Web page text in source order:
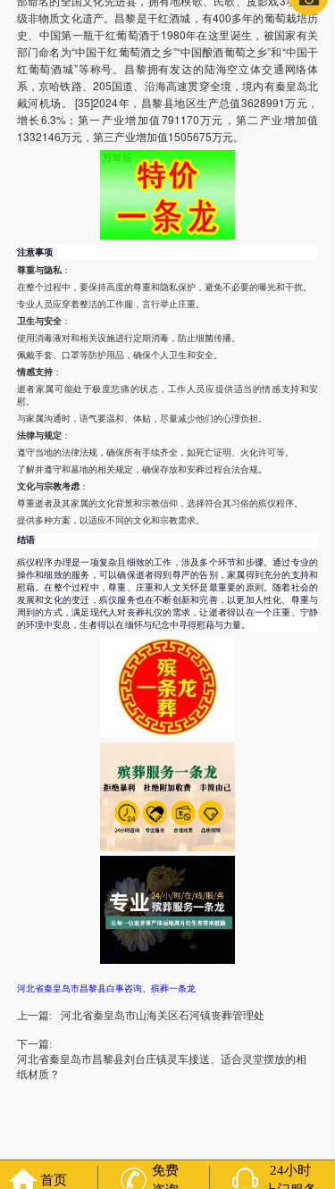
级非物质文化遗产。昌黎是干红酒城，有400多年的葡萄栽培历
史、中国第一瓶干红葡萄酒于1980年在这里诞生，被国家有关
部门命名为“中国干红葡萄酒之乡”“中国酿酒葡萄之乡”和“中国干
红葡萄酒城”等称号。昌黎拥有发达的陆海空立体交通网络体
系，京哈铁路、205国道、沿海高速贯穿全境，境内有秦皇岛北
戴河机场。 [35]2024年，昌黎县地区生产总值3628991万元，
增长6.3%；第一产业增加值791170万元，第二产业增加值
1332146万元，第三产业增加值1505675万元。
注意事项
尊重与隐私：
在整个过程中，要保持高度的尊重和隐私保护，避免不必要的曝光和干扰。
专业人员应穿着整洁的工作服，言行举止庄重。
卫生与安全：
使用消毒液对和相关设施进行定期消毒，防止细菌传播。
佩戴手套、口罩等防护用品，确保个人卫生和安全。
情感支持：
逝者家属可能处于极度悲痛的状态，工作人员应提供适当的情感支持和安
慰。
与家属沟通时，语气要温和、体贴，尽量减少他们的心理负担。
法律与规定：
遵守当地的法律法规，确保所有手续齐全，如死亡证明、火化许可等。
了解并遵守和墓地的相关规定，确保存放和安葬过程合法合规。
文化与宗教考虑：
尊重逝者及其家属的文化背景和宗教信仰，选择符合其习俗的殡仪程序。
提供多种方案，以适应不同的文化和宗教需求。
结语
殡仪程序办理是一项复杂且细致的工作，涉及多个环节和步骤。通过专业的
操作和细致的服务，可以确保逝者得到尊严的告别，家属得到充分的支持和
慰藉。在整个过程中，尊重、庄重和人文关怀是最重要的原则。随着社会的
发展和文化的变迁，殡仪服务也在不断创新和完善，以更加人性化、尊重与
周到的方式，满足现代人对丧葬礼仪的需求，让逝者得以在一个庄重、宁静
的环境中安息，生者得以在缅怀与纪念中寻得慰藉与力量。
河北省秦皇岛市昌黎县白事咨询、殡葬一条龙
上一篇: 河北省秦皇岛市山海关区石河镇丧葬管理处
下一篇:
河北省秦皇岛市昌黎县刘台庄镇灵车接送、适合灵堂摆放的相
纸材质？
首页
免费
24小时